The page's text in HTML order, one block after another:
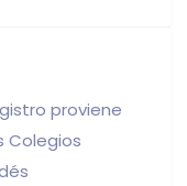
proviene
Colegios